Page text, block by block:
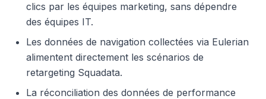
clics par les équipes marketing, sans dépendre
des équipes IT.
Les données de navigation collectées via Eulerian
alimentent directement les scénarios de
retargeting Squadata.
La réconciliation des données de performance